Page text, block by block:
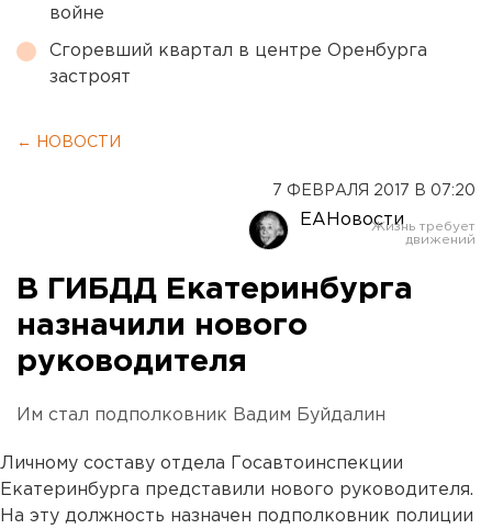
войне
Сгоревший квартал в центре Оренбурга
застроят
← НОВОСТИ
7 ФЕВРАЛЯ 2017 В 07:20
ЕАНовости
В ГИБДД Екатеринбурга
назначили нового
руководителя
Им стал подполковник Вадим Буйдалин
Личному составу отдела Госавтоинспекции
Екатеринбурга представили нового руководителя.
На эту должность назначен подполковник полиции